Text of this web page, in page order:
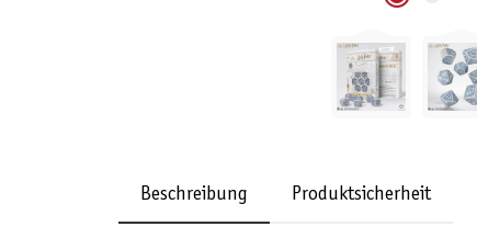
Beschreibung Produktsicherheit